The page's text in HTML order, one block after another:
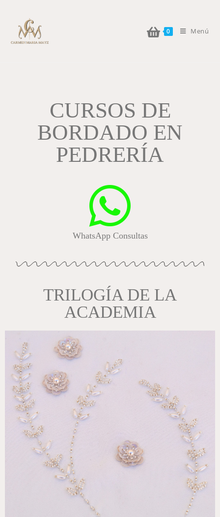
0 Menú
CURSOS DE
BORDADO EN
PEDRERÍA
WhatsApp Consultas
TRILOGÍA DE LA
ACADEMIA
€100,00